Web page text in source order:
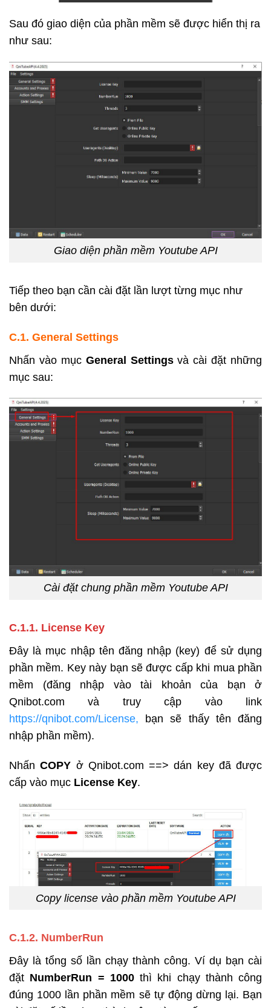
Sau đó giao diện của phần mềm sẽ được hiển thị ra
như sau:
Giao diện phần mềm Youtube API
Tiếp theo bạn cần cài đặt lần lượt từng mục như
bên dưới:
C.1. General Settings
Nhấn vào mục General Settingsvà cài đặt những
mục sau:
Cài đặt chung phần mềm Youtube API
C.1.1. License Key
Đây là mục nhập tên đăng nhập (key) để sử dụng
phần mềm. Key này bạn sẽ được cấp khi mua phần
mềm (đăng nhập vào tài khoản của bạn ở
Qnibot.com và truy cập vào link
https://qnibot.com/License, bạn sẽ thấy tên đăng
nhập phần mềm).
NhấnCOPY ở Qnibot.com ==> dán key đã được
cấp vào mục License Key.
Copy license vào phần mềm Youtube API
C.1.2. NumberRun
Đây là tổng số lần chạy thành công. Ví dụ bạn cài
đặt NumberRun = 1000thì khi chạy thành công
đúng 1000 lần phần mềm sẽ tự động dừng lại. Bạn